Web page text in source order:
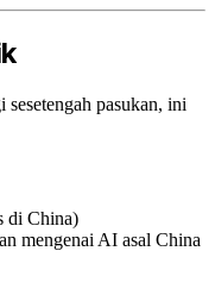
pasukan, ini
di China)
mengenai AI asal China